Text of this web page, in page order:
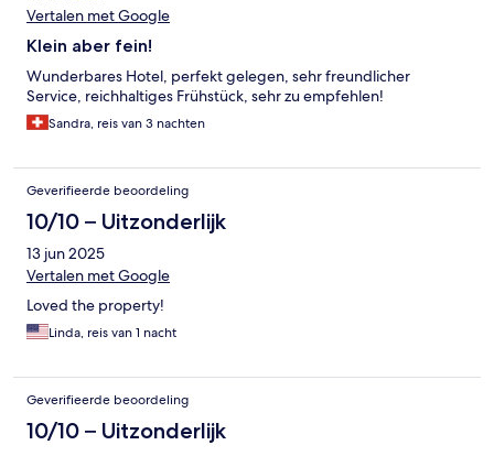
Vertalen met Google
Klein aber fein!
Wunderbares Hotel, perfekt gelegen, sehr freundlicher
Service, reichhaltiges Frühstück, sehr zu empfehlen!
Sandra, reis van 3 nachten
Geverifieerde beoordeling
10/10 – Uitzonderlijk
13 jun 2025
Vertalen met Google
Loved the property!
Linda, reis van 1 nacht
Geverifieerde beoordeling
10/10 – Uitzonderlijk